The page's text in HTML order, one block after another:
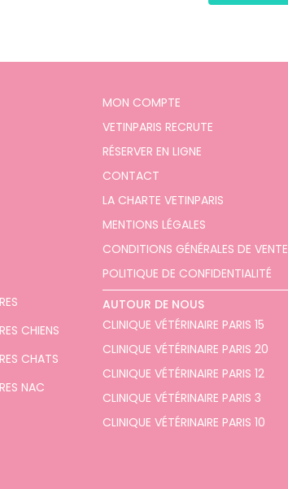
CHIENS
CHATS
NAC
MON COMPTE
VETINPARIS RECRUTE
RÉSERVER EN LIGNE
CONTACT
LA CHARTE VETINPARIS
MENTIONS LÉGALES
CONDITIONS GÉNÉRALES DE VENTE
POLITIQUE DE CONFIDENTIALITÉ
AUTOUR DE NOUS
CLINIQUE VÉTÉRINAIRE PARIS 15
CLINIQUE VÉTÉRINAIRE PARIS 20
CLINIQUE VÉTÉRINAIRE PARIS 12
CLINIQUE VÉTÉRINAIRE PARIS 3
CLINIQUE VÉTÉRINAIRE PARIS 10